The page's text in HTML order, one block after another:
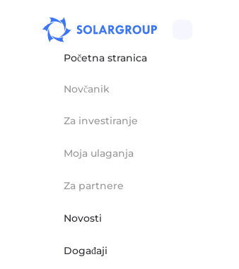
Početna stranica
Novčanik
Za investiranje
Moja ulaganja
Za partnere
Novosti
Događaji